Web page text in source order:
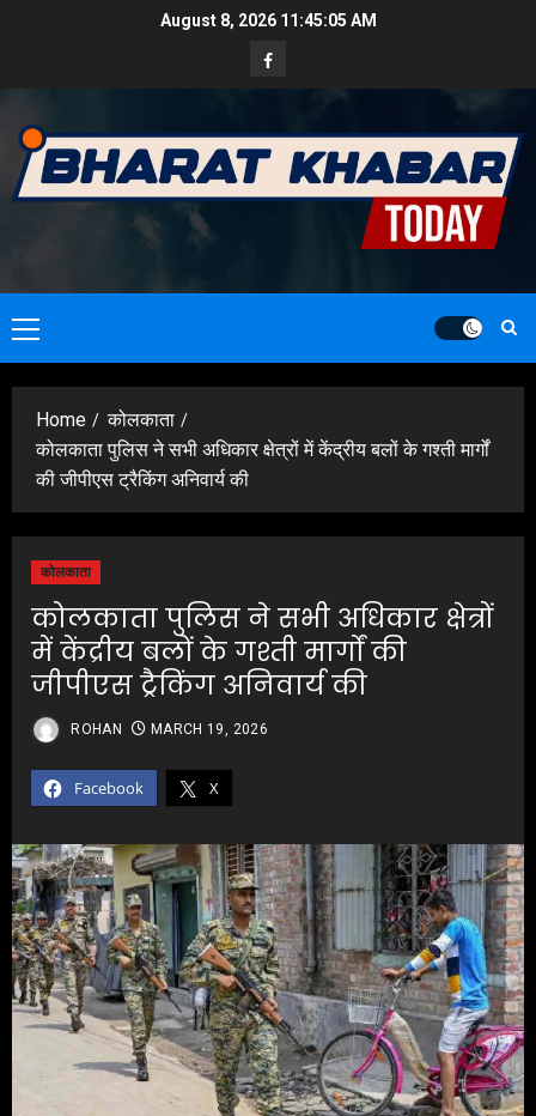
August 8, 2026 11:45:07 AM
Facebook
Primary
Menu
Home
कोलकाता
कोलकाता पुलिस ने सभी अधिकार क्षेत्रों में केंद्रीय बलों के गश्ती मार्गों
की जीपीएस ट्रैकिंग अनिवार्य की
कोलकाता
कोलकाता पुलिस ने सभी अधिकार क्षेत्रों
में केंद्रीय बलों के गश्ती मार्गों की
जीपीएस ट्रैकिंग अनिवार्य की
Facebook X
ROHAN MARCH 19, 2026